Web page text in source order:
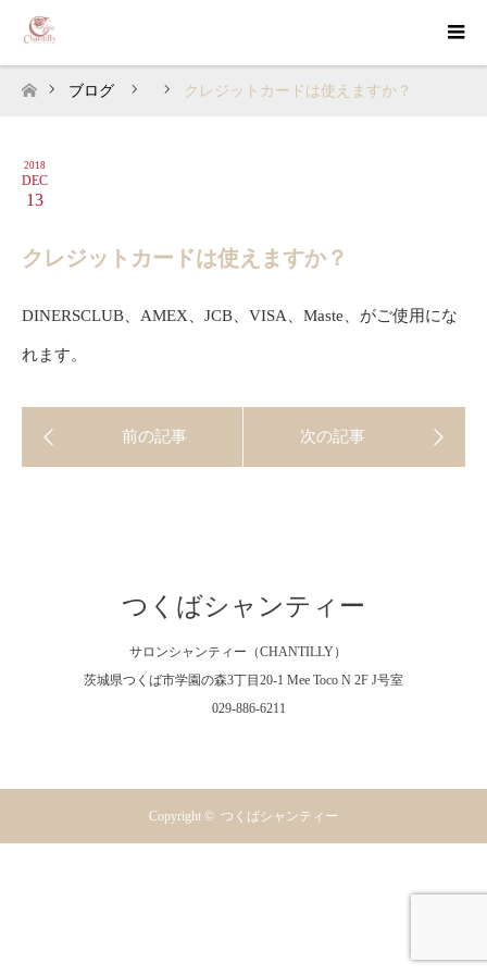
ホーム
ブログ クレジットカードは使えますか？
2018
DEC
13
クレジットカードは使えますか？
DINERSCLUB、AMEX、JCB、VISA、Maste、がご使用にな
れます。
つくばシャンティー
サロンシャンティー（CHANTILLY）
茨城県つくば市学園の森3丁目20-1 Mee Toco N 2F J号室
029-886-6211
Copyright © つくばシャンティー